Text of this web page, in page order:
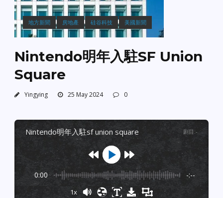
地方新聞 房地產 硅谷科技 美國新聞
Nintendo明年入駐SF Union
Square
Yingying 25 May 2024 0
nintendo明年入駐sf union square 剧目 :-
0:00 -:--
1x